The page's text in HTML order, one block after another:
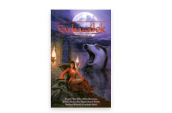
Társadalomtudomány
Természettudomány
Történelem